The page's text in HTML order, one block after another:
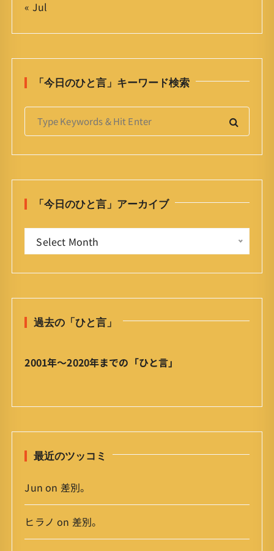
« Jul
「今日のひと言」キーワード検索
S
r
:
「今日のひと言」アーカイブ
ひ
言
ア
イ
Select Month
過去の「ひと言」
2001年〜2020年までの「ひと言」
最近のツッコミ
Jun on 差別。
ヒラノ on 差別。